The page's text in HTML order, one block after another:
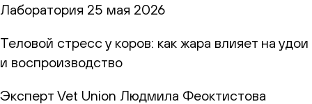
Лаборатория 25 мая 2026
Теловой стресс у коров: как жара влияет на удои
и воспроизводство
Эксперт Vet Union Людмила Феоктистова